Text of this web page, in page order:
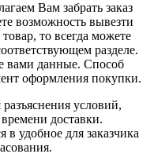
Вам забрать заказ
возможность вывезти
то всегда можете
разделе.
вами данные. Способ
оформления покупки.
условий,
доставки.
в удобное для заказчика